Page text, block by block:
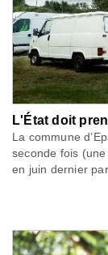
L'État doit
La commune
seconde fois
en juin dernier